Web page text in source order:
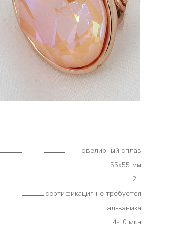
ювелирный сплав
55х55 мм
2 г
сертификация не требуется
гальваника
4-10 мкн